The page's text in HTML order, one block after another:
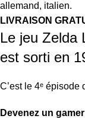
allemand, italien.
LIVRAISON
Le jeu Zelda
est sorti en
C’est le 4ᵉ épisode
Devenez un